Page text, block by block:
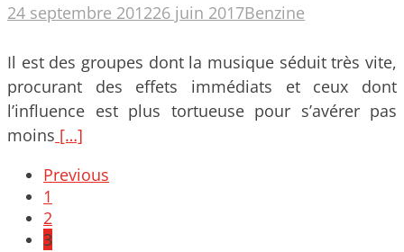
24 septembre 201226 juin 2017Benzine
Il est des groupes dont la musique séduit très vite,
procurant des effets immédiats et ceux dont
l’influence est plus tortueuse pour s’avérer pas
moins […]
Posts
navigation
Previous
1
2
3